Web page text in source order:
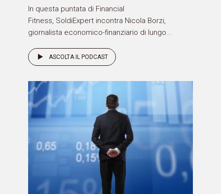
In questa puntata di Financial
Fitness, SoldiExpert incontra Nicola Borzi,
giornalista economico-finanziario di lungo...
ASCOLTA IL PODCAST